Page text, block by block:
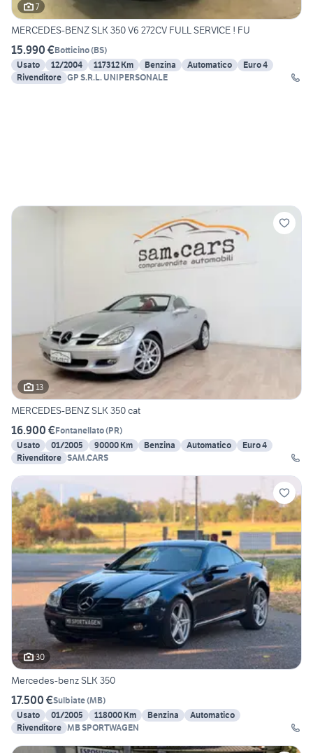
7
MERCEDES-BENZ SLK 350 V6 272CV FULL SERVICE ! FU
15.990 €Botticino(BS)
Usato
12/2004 117312 Km Benzina Automatico
Euro 4
Rivenditore GP S.R.L. UNIPERSONALE
13
MERCEDES-BENZ SLK 350 cat
16.900 €Fontanellato(PR)
Usato
01/2005 90000 Km Benzina Automatico
Euro 4
Rivenditore SAM.CARS
30
Mercedes-benz SLK 350
17.500 €Sulbiate(MB)
Usato
01/2005 118000 Km Benzina
Automatico
Rivenditore MB SPORTWAGEN